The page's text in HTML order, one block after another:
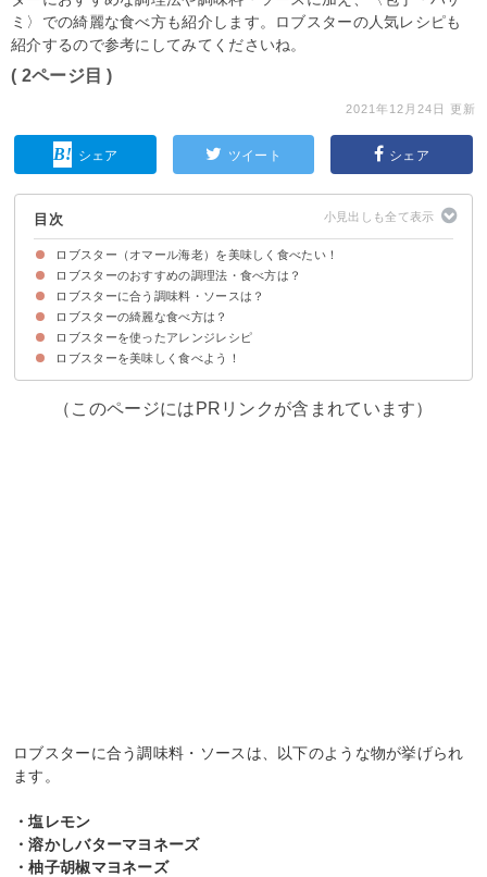
ミ〉での綺麗な食べ方も紹介します。ロブスターの人気レシピも
紹介するので参考にしてみてくださいね。
( 2ページ目 )
2021年12月24日 更新
シェア ツイート シェア
目次
ロブスター（オマール海老）を美味しく食べたい！
ロブスターの味わい・食感
ロブスターのおすすめの調理法・食べ方は？
①塩茹で・ボイル
②グリル焼き
③直火焼き
④蒸し調理
ロブスターに合う調味料・ソースは？
ロブスターの綺麗な食べ方は？
①ハサミでの捌き方
②包丁での捌き方
ロブスターを使ったアレンジレシピ
①ロブスターのアメリケーヌソース
②イングリッシュロブスターロール
③ロブスターのガーリックバターグリル
ロブスターを美味しく食べよう！
（このページにはPRリンクが含まれています）
ロブスターに合う調味料・ソースは、以下のような物が挙げられ
ます。
・塩レモン
・溶かしバターマヨネーズ
・柚子胡椒マヨネーズ